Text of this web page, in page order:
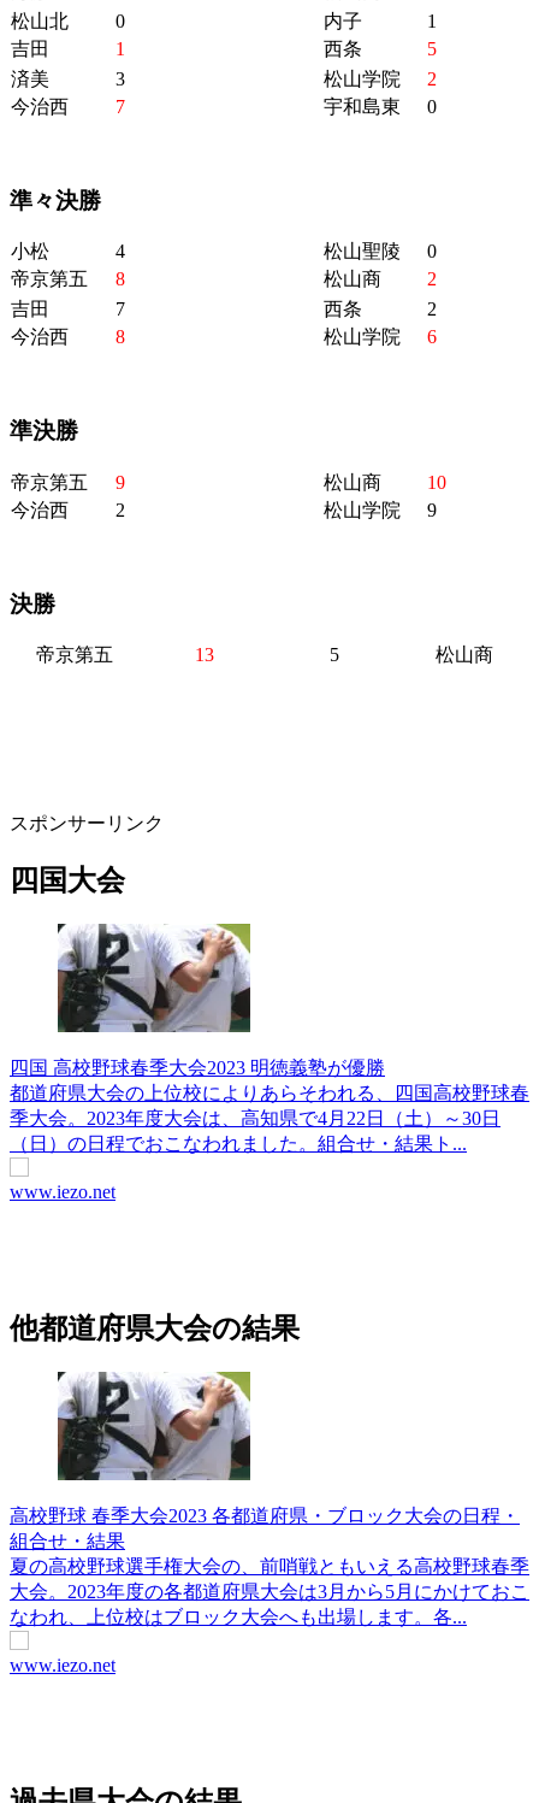
松山北
0 内子
1
吉田
1 西条
5
済美
3 松山学院
2
今治西
7 宇和島東 0
準々決勝
小松 4 松山聖陵
0
帝京第五
8 松山商
2
吉田
7 西条
2
今治西
8 松山学院 6
準決勝
帝京第五 9 松山商
10
今治西
2 松山学院 9
決勝
帝京第五 13 5 松山商
スポンサーリンク
四国大会
四国 高校野球春季大会2023 明徳義塾が優勝
都道府県大会の上位校によりあらそわれる、四国高校野球春
季大会。2023年度大会は、高知県で4月22日（土）～30日
（日）の日程でおこなわれました。組合せ・結果ト...
www.iezo.net
他都道府県大会の結果
高校野球 春季大会2023 各都道府県・ブロック大会の日程・
組合せ・結果
夏の高校野球選手権大会の、前哨戦ともいえる高校野球春季
大会。2023年度の各都道府県大会は3月から5月にかけておこ
なわれ、上位校はブロック大会へも出場します。各...
www.iezo.net